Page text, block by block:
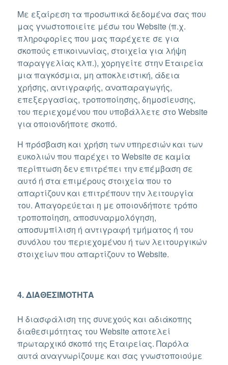
Με εξαίρεση τα προσωπικά δεδομένα σας που
μας γνωστοποιείτε μέσω του Website (π.χ.
πληροφορίες που μας παρέχετε σε για
σκοπούς επικοινωνίας, στοιχεία για λήψη
παραγγελίας κλπ.), χορηγείτε στην Εταιρεία
μια παγκόσμια, μη αποκλειστική, άδεια
χρήσης, αντιγραφής, αναπαραγωγής,
επεξεργασίας, τροποποίησης, δημοσίευσης,
του περιεχομένου που υποβάλλετε στο Website
για οποιονδήποτε σκοπό.
Η πρόσβαση και χρήση των υπηρεσιών και των
ευκολιών που παρέχει το Website σε καμία
περίπτωση δεν επιτρέπει την επέμβαση σε
αυτό ή στα επιμέρους στοιχεία που το
απαρτίζουν και επιτρέπουν την λειτουργία
του. Απαγορεύεται η με οποιονδήποτε τρόπο
τροποποίηση, αποσυναρμολόγηση,
αποσυμπίλιση ή αντιγραφή τμήματος ή του
συνόλου του περιεχομένου ή των λειτουργικών
στοιχείων που απαρτίζουν το Website.
4. ΔΙΑΘΕΣΙΜΟΤΗΤΑ
Η διασφάλιση της συνεχούς και αδιάκοπης
διαθεσιμότητας του Website αποτελεί
πρωταρχικό σκοπό της Εταιρείας. Παρόλα
αυτά αναγνωρίζουμε και σας γνωστοποιούμε